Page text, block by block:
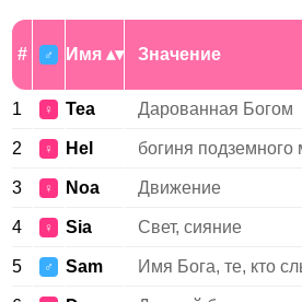
# ♂ Имя Значение
1 ♀ Tea Дарованная Богом
2 ♀ Hel богиня подземного
3 ♀ Noa Движение
4 ♀ Sia Свет, сияние
5 ♂ Sam Имя Бога, те, кто